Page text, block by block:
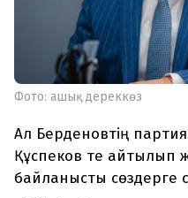
Фото: ашық дереккөз
Ал Берденовтің
Құспеков те айтылып
байланысты сөздерге